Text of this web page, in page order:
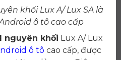
khối Lux A/ Lux SA là
ô tô cao cấp
nguyên khối Lux A/ Lux
ô tô cao cấp, được